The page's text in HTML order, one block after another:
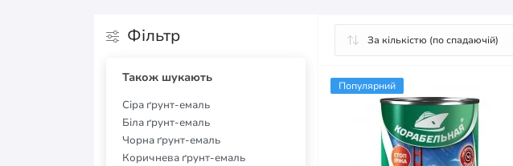
Фільтр
Також шукають
Сіра ґрунт-емаль
Біла ґрунт-емаль
Чорна ґрунт-емаль
Коричнева ґрунт-емаль
Популярний